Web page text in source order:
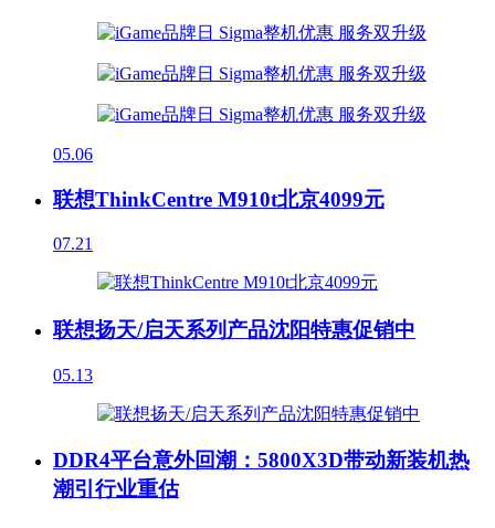
05.06
联想ThinkCentre M910t北京4099元
07.21
联想扬天/启天系列产品沈阳特惠促销中
05.13
DDR4平台意外回潮：5800X3D带动新装机热
潮引行业重估